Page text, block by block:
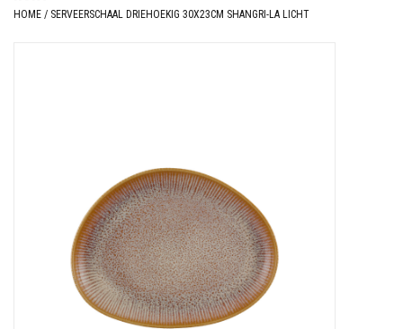
Egypte
Cadeaubonnen
HOME / SERVEERSCHAAL DRIEHOEKIG 30X23CM SHANGRI-LA LICHT